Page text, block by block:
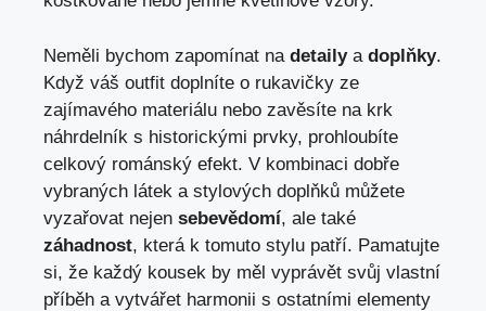
Neměli bychom zapomínat na detailya doplňky.
Když váš outfit doplníte o rukavičky ze
zajímavého materiálu nebo zavěsíte na krk
náhrdelník s historickými prvky, prohloubíte
celkový románský efekt. V kombinaci dobře
vybraných látek a stylových doplňků můžete
vyzařovat nejen sebevědomí, ale také
záhadnost, která k tomuto stylu patří. Pamatujte
si, že každý kousek by měl vyprávět svůj vlastní
příběh a vytvářet harmonii s ostatními elementy